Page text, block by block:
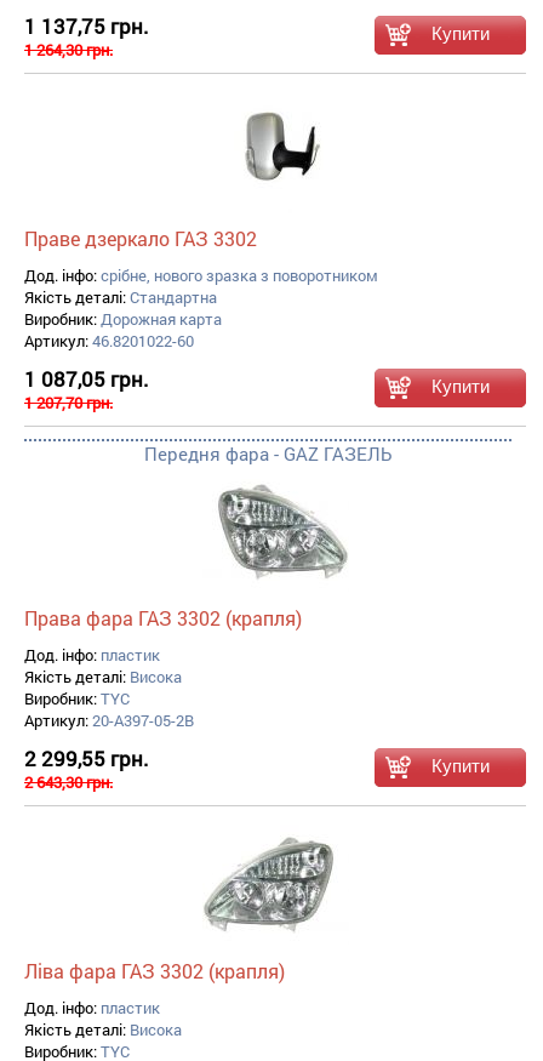
1 137,75 грн.
1 264,30 грн.
Праве дзеркало ГАЗ 3302
Дод. інфо:срібне, нового зразка з поворотником
Якість деталі:Стандартна
Виробник:Дорожная карта
Артикул:46.8201022-60
1 087,05 грн.
1 207,70 грн.
Передня фара - GAZ ГАЗЕЛЬ
Права фара ГАЗ 3302 (крапля)
Дод. інфо: пластик
Якість деталі: Висока
Виробник:TYC
Артикул:20-A397-05-2B
2 299,55 грн.
2 643,30 грн.
Ліва фара ГАЗ 3302 (крапля)
Дод. інфо: пластик
Якість деталі: Висока
Виробник:TYC